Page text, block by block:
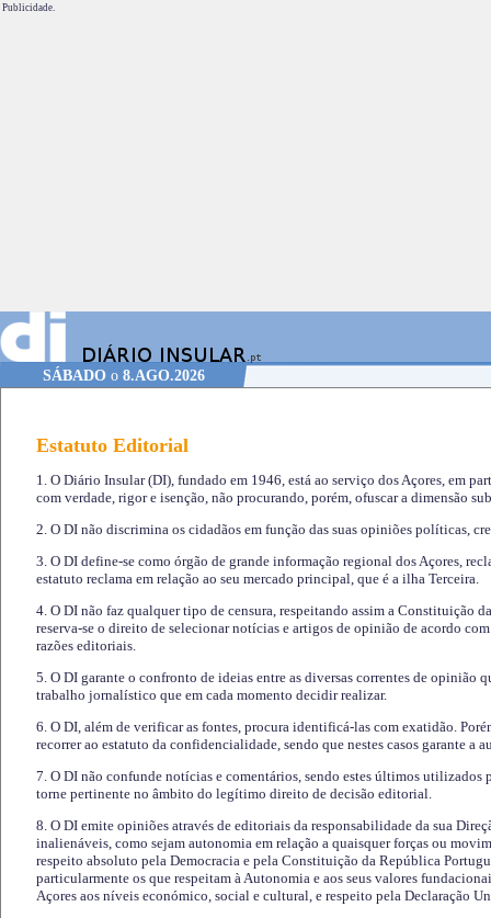
Publicidade.
SÁBADOo 8.AGO.2026
Estatuto Editorial
1. O Diário Insular (DI), fundado em 1946, está ao serviço dos Açores, em
com verdade, rigor e isenção, não procurando, porém, ofuscar a dimensão
2. O DI não discrimina os cidadãos em função das suas opiniões políticas,
3. O DI define-se como órgão de grande informação regional dos Açores,
estatuto reclama em relação ao seu mercado principal, que é a ilha Terceira.
4. O DI não faz qualquer tipo de censura, respeitando assim a Constituição
reserva-se o direito de selecionar notícias e artigos de opinião de acordo
razões editoriais.
5. O DI garante o confronto de ideias entre as diversas correntes de opinião
trabalho jornalístico que em cada momento decidir realizar.
6. O DI, além de verificar as fontes, procura identificá-las com exatidão.
recorrer ao estatuto da confidencialidade, sendo que nestes casos garante a
7. O DI não confunde notícias e comentários, sendo estes últimos utilizados
torne pertinente no âmbito do legítimo direito de decisão editorial.
8. O DI emite opiniões através de editoriais da responsabilidade da sua
inalienáveis, como sejam autonomia em relação a quaisquer forças ou
respeito absoluto pela Democracia e pela Constituição da República
particularmente os que respeitam à Autonomia e aos seus valores
Açores aos níveis económico, social e cultural, e respeito pela Declaração